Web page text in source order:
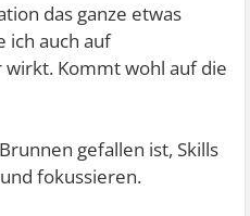
das ganze etwas
ich auch auf
Kommt wohl auf die
gefallen ist, Skills
fokussieren.